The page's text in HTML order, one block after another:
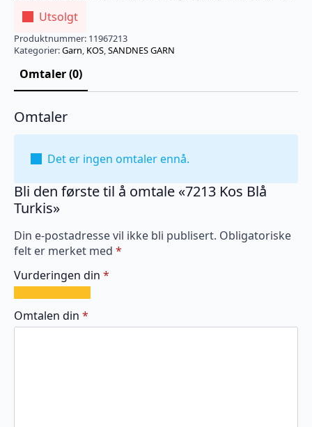
Utsolgt
Produktnummer: 11967213
Kategorier:Garn, KOS,SANDNES GARN
Omtaler (0)
Omtaler
Det er ingen omtaler ennå.
Bli den første til å omtale «7213 Kos Blå
Turkis»
Din e-postadresse vil ikke bli publisert. Obligatoriske
felt er merket med *
Vurderingen din *
av
5
av
5
av
5
av
5
av
5
Omtalen din *